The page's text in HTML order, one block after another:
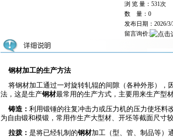
浏 览 量： 531次
数 量：0
发布日期：2026/3/
留言询价:
钢材加工的生产方法
将钢材加工通过一对旋转轧辊的间隙（各种外形），
法，这是生产钢材最常用的生产方式，主要用来生产型
铸造： 利用锻锤的往复冲击力或压力机的压力使坯料
为自由锻和模锻，常用作生产大型材、开坯等截面尺寸较
拉拨： 是将已经轧制的钢材加工（型、管、制品等）